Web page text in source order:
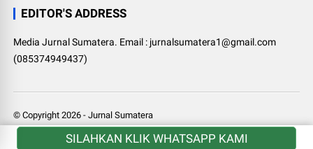
SILAHKAN KLIK WHATSAPP KAMI
EDITOR'S ADDRESS
Media Jurnal Sumatera. Email : jurnalsumatera1@gmail.com
(085374949437)
© Copyright2026 -Jurnal Sumatera